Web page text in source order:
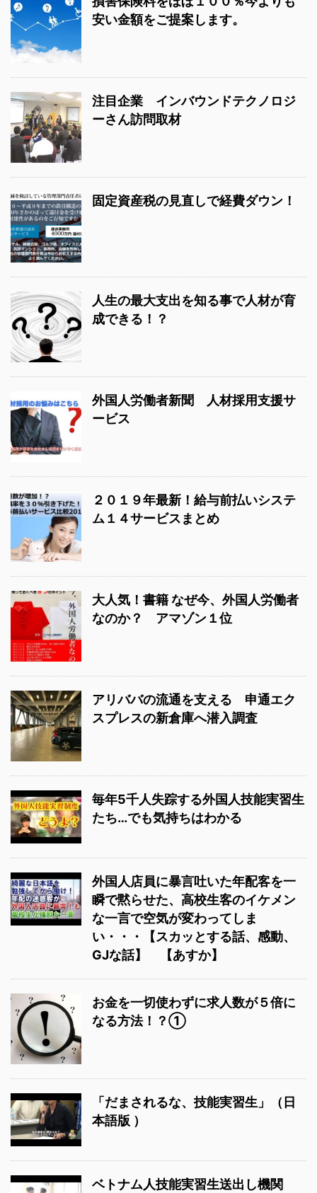
安い金額をご提案します。
注目企業 インバウンドテクノロジ
ーさん訪問取材
固定資産税の見直しで経費ダウン！
人生の最大支出を知る事で人材が育
成できる！？
外国人労働者新聞 人材採用支援サ
ービス
２０１９年最新！給与前払いシステ
ム１４サービスまとめ
大人気！書籍 なぜ今、外国人労働者
なのか？ アマゾン１位
アリババの流通を支える 申通エク
スプレスの新倉庫へ潜入調査
毎年5千人失踪する外国人技能実習生
たち…でも気持ちはわかる
外国人店員に暴言吐いた年配客を一
瞬で黙らせた、高校生客のイケメン
な一言で空気が変わってしま
い・・・【スカッとする話、感動、
GJな話】 【あすか】
お金を一切使わずに求人数が５倍に
なる方法！？①
「だまされるな、技能実習生」（日
本語版 ）
ベトナム人技能実習生送出し機関